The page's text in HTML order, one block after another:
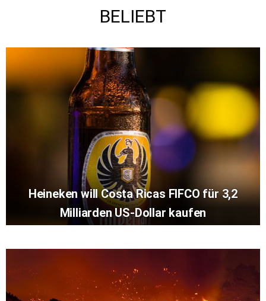
BELIEBT
Heineken will Costa Ricas FIFCO für 3,2
Milliarden US-Dollar kaufen